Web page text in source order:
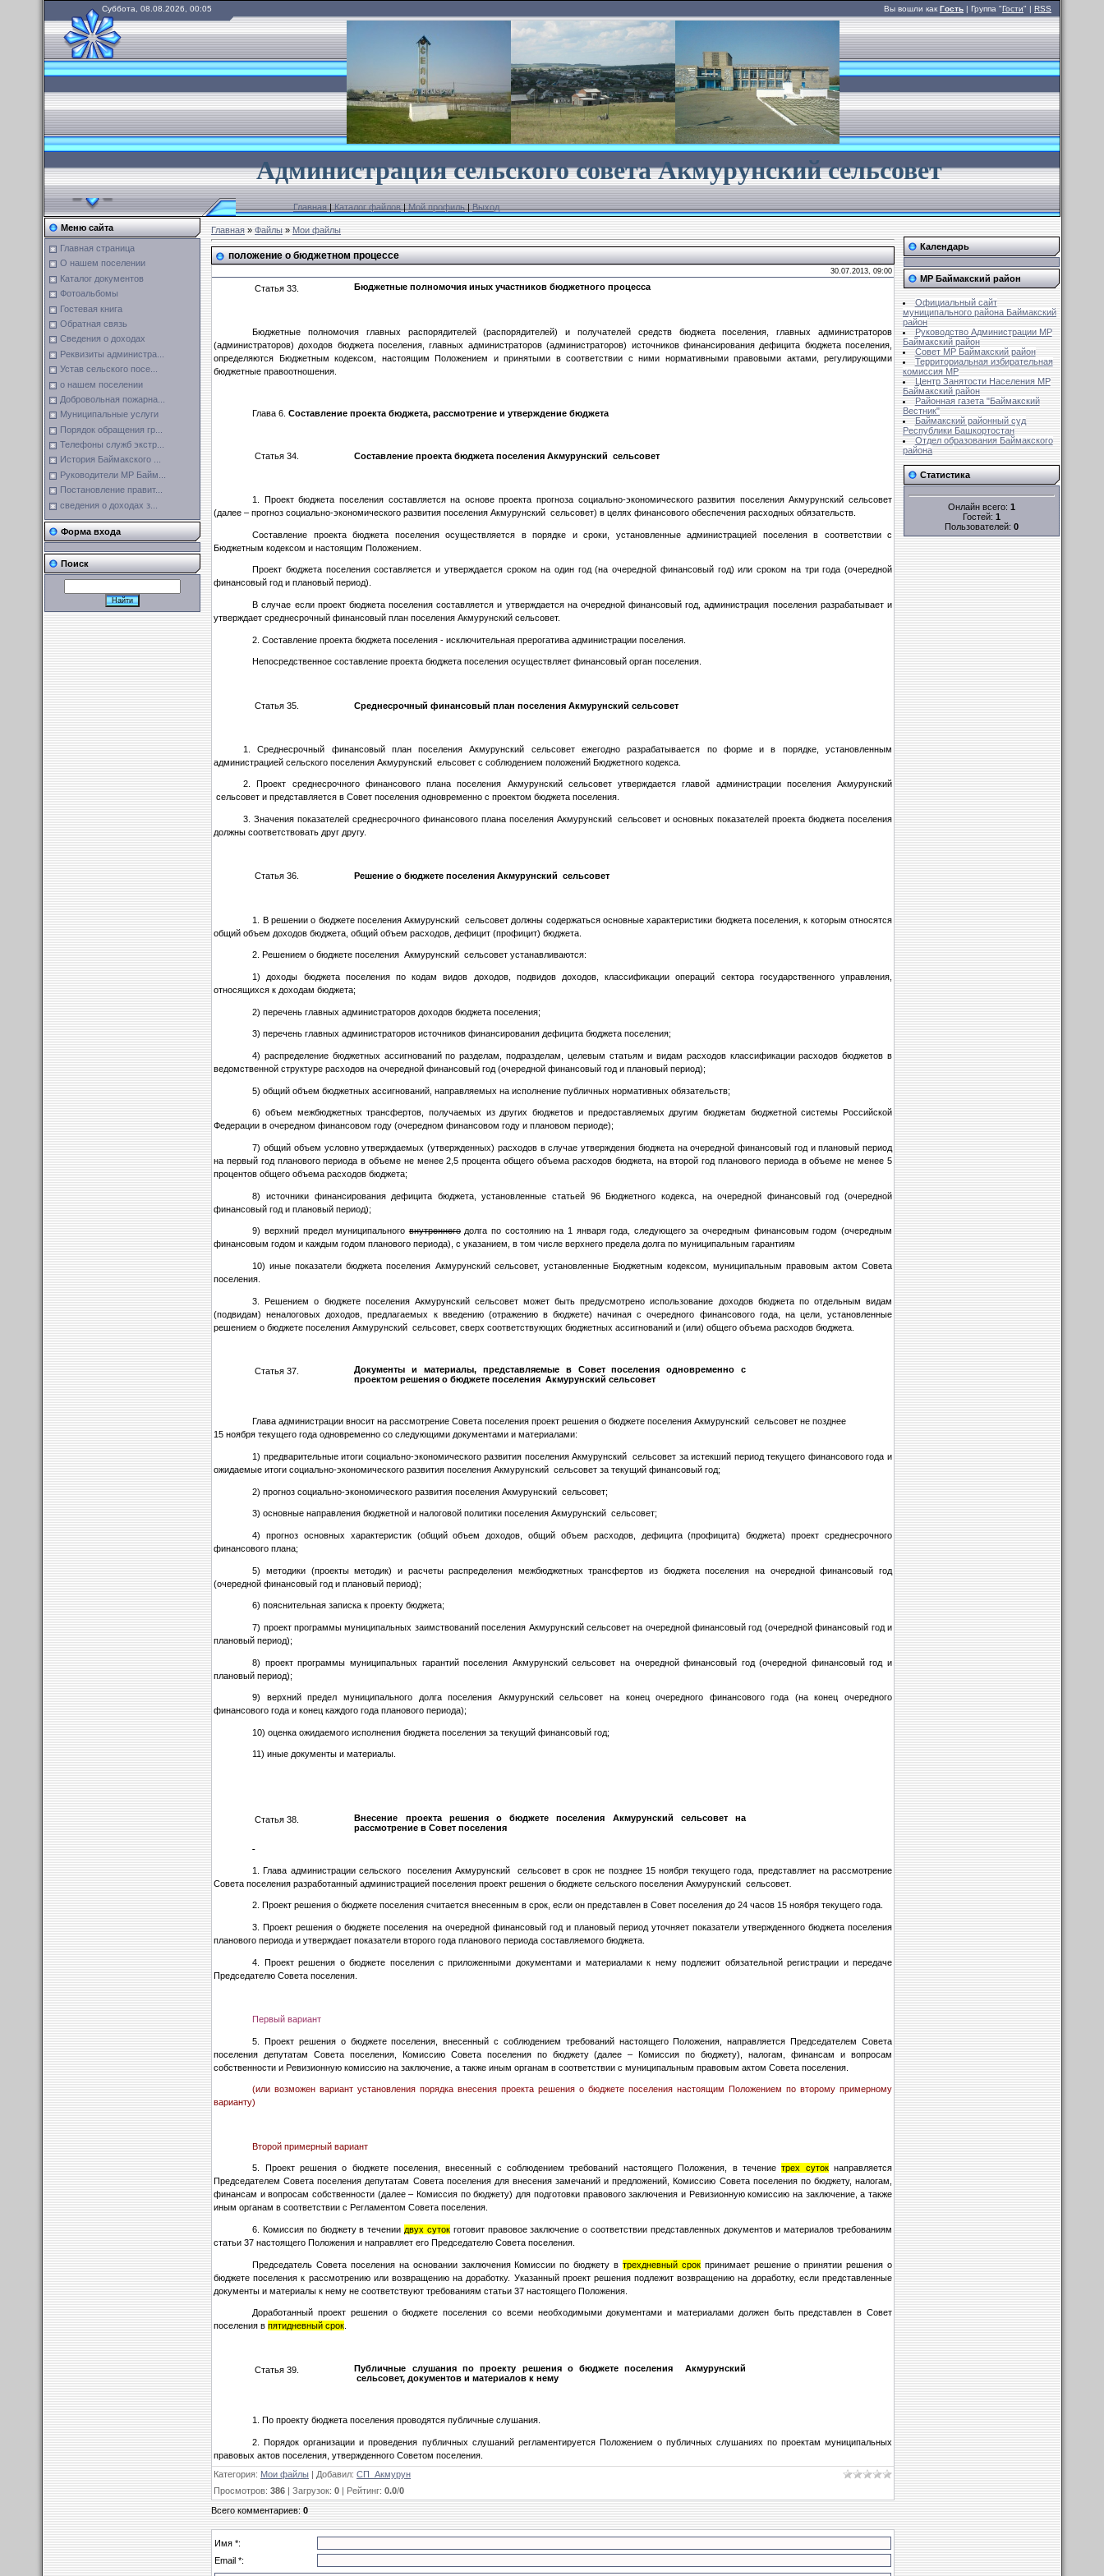
Суббота, 08.08.2026, 00:05 Вы вошли как Гость | Группа "Гости" | RSS
Администрация сельского советаАкмурунский сельсовет
Главная|Каталог файлов|Мой профиль|Выход
Меню сайта
Главная страница
О нашем поселении
Каталог документов
Фотоальбомы
Гостевая книга
Обратная связь
Сведения о доходах
Реквизиты администра...
Устав сельского посе...
о нашем поселении
Добровольная пожарна...
Муниципальные услуги
Порядок обращения гр...
Телефоны служб экстр...
История Баймакского ...
Руководители МР Байм...
Постановление правит...
сведения о доходах з...
Форма входа
Поиск
Главная»Файлы»Мои файлы
положение о бюджетном процессе
30.07.2013, 09:00
Статья 33. Бюджетные полномочия иных участников бюджетного процесса
Бюджетные полномочия главных распорядителей (распорядителей) и получателей средств бюджета поселения, главных администраторов
(администраторов) доходов бюджета поселения, главных администраторов (администраторов) источников финансирования дефицита бюджета поселения,
определяются Бюджетным кодексом, настоящим Положением и принятыми в соответствии с ними нормативными правовыми актами, регулирующими
бюджетные правоотношения.
Глава 6.Составление проекта бюджета, рассмотрение и утверждение бюджета
Статья 34. Составление проекта бюджета поселения Акмурунский сельсовет
1. Проект бюджета поселения составляется на основе проекта прогноза социально-экономического развития поселения Акмурунский сельсовет
(далее – прогноз социально-экономического развития поселения Акмурунский сельсовет) в целях финансового обеспечения расходных обязательств.
Составление проекта бюджета поселения осуществляется в порядке и сроки, установленные администрацией поселения в соответствии с
Бюджетным кодексом и настоящим Положением.
Проект бюджета поселения составляется и утверждается сроком на один год (на очередной финансовый год) или сроком на три года (очередной
финансовый год и плановый период).
В случае если проект бюджета поселения составляется и утверждается на очередной финансовый год, администрация поселения разрабатывает и
утверждает среднесрочный финансовый план поселения Акмурунский сельсовет.
2. Составление проекта бюджета поселения - исключительная прерогатива администрации поселения.
Непосредственное составление проекта бюджета поселения осуществляет финансовый орган поселения.
Статья 35. Среднесрочный финансовый план поселения Акмурунский сельсовет
1. Среднесрочный финансовый план поселения Акмурунский сельсовет ежегодно разрабатывается по форме и в порядке, установленным
администрацией сельского поселения Акмурунский ельсовет с соблюдением положений Бюджетного кодекса.
2. Проект среднесрочного финансового плана поселения Акмурунский сельсовет утверждается главой администрации поселения Акмурунский
сельсовет и представляется в Совет поселения одновременно с проектом бюджета поселения.
3. Значения показателей среднесрочного финансового плана поселения Акмурунский сельсовет и основных показателей проекта бюджета поселения
должны соответствовать друг другу.
Статья 36. Решение о бюджете поселения Акмурунский сельсовет
1. В решении о бюджете поселения Акмурунский сельсовет должны содержаться основные характеристики бюджета поселения, к которым относятся
общий объем доходов бюджета, общий объем расходов, дефицит (профицит) бюджета.
2. Решением о бюджете поселения Акмурунский сельсовет устанавливаются:
1) доходы бюджета поселения по кодам видов доходов, подвидов доходов, классификации операций сектора государственного управления,
относящихся к доходам бюджета;
2) перечень главных администраторов доходов бюджета поселения;
3) перечень главных администраторов источников финансирования дефицита бюджета поселения;
4) распределение бюджетных ассигнований по разделам, подразделам, целевым статьям и видам расходов классификации расходов бюджетов в
ведомственной структуре расходов на очередной финансовый год (очередной финансовый год и плановый период);
5) общий объем бюджетных ассигнований, направляемых на исполнение публичных нормативных обязательств;
6) объем межбюджетных трансфертов, получаемых из других бюджетов и предоставляемых другим бюджетам бюджетной системы Российской
Федерации в очередном финансовом году (очередном финансовом году и плановом периоде);
7) общий объем условно утверждаемых (утвержденных) расходов в случае утверждения бюджета на очередной финансовый год и плановый период
на первый год планового периода в объеме не менее 2,5 процента общего объема расходов бюджета, на второй год планового периода в объеме не менее 5
процентов общего объема расходов бюджета;
8) источники финансирования дефицита бюджета, установленные статьей 96 Бюджетного кодекса, на очередной финансовый год (очередной
финансовый год и плановый период);
9) верхний предел муниципальноговнутреннегодолга по состоянию на 1 января года, следующего за очередным финансовым годом (очередным
финансовым годом и каждым годом планового периода), с указанием, в том числе верхнего предела долга по муниципальным гарантиям
10) иные показатели бюджета поселения Акмурунский сельсовет, установленные Бюджетным кодексом, муниципальным правовым актом Совета
поселения.
3. Решением о бюджете поселения Акмурунский сельсовет может быть предусмотрено использование доходов бюджета по отдельным видам
(подвидам) неналоговых доходов, предлагаемых к введению (отражению в бюджете) начиная с очередного финансового года, на цели, установленные
решением о бюджете поселения Акмурунский сельсовет, сверх соответствующих бюджетных ассигнований и (или) общего объема расходов бюджета.
Статья 37.
Документы и материалы, представляемые в Совет поселения одновременно с
проектом решения о бюджете поселения Акмурунский сельсовет
Глава администрации вносит на рассмотрение Совета поселения проект решения о бюджете поселения Акмурунский сельсовет не позднее
15 ноября текущего года одновременно со следующими документами и материалами:
1) предварительные итоги социально-экономического развития поселения Акмурунский сельсовет за истекший период текущего финансового года и
ожидаемые итоги социально-экономического развития поселения Акмурунский сельсовет за текущий финансовый год;
2) прогноз социально-экономического развития поселения Акмурунский сельсовет;
3) основные направления бюджетной и налоговой политики поселения Акмурунский сельсовет;
4) прогноз основных характеристик (общий объем доходов, общий объем расходов, дефицита (профицита) бюджета) проект среднесрочного
финансового плана;
5) методики (проекты методик) и расчеты распределения межбюджетных трансфертов из бюджета поселения на очередной финансовый год
(очередной финансовый год и плановый период);
6) пояснительная записка к проекту бюджета;
7) проект программы муниципальных заимствований поселения Акмурунский сельсовет на очередной финансовый год (очередной финансовый год и
плановый период);
8) проект программы муниципальных гарантий поселения Акмурунский сельсовет на очередной финансовый год (очередной финансовый год и
плановый период);
9) верхний предел муниципального долга поселения Акмурунский сельсовет на конец очередного финансового года (на конец очередного
финансового года и конец каждого года планового периода);
10) оценка ожидаемого исполнения бюджета поселения за текущий финансовый год;
11) иные документы и материалы.
Статья 38.
Внесение проекта решения о бюджете поселения Акмурунский сельсовет на
рассмотрение в Совет поселения
1. Глава администрации сельского поселения Акмурунский сельсовет в срок не позднее 15 ноября текущего года, представляет на рассмотрение
Совета поселения разработанный администрацией поселения проект решения о бюджете сельского поселения Акмурунский сельсовет
2. Проект решения о бюджете поселения считается внесенным в срок, если он представлен в Совет поселения до 24 часов 15 ноября текущего года.
3. Проект решения о бюджете поселения на очередной финансовый год и плановый период уточняет показатели утвержденного бюджета поселения
планового периода и утверждает показатели второго года планового периода составляемого бюджета.
4. Проект решения о бюджете поселения с приложенными документами и материалами к нему подлежит обязательной регистрации и передаче
Председателю Совета поселения.
Первый вариант
5. Проект решения о бюджете поселения, внесенный с соблюдением требований настоящего Положения, направляется Председателем Совета
поселения депутатам Совета поселения, Комиссию Совета поселения по бюджету (далее – Комиссия по бюджету), налогам, финансам и вопросам
собственности и Ревизионную комиссию на заключение, а также иным органам в соответствии с муниципальным правовым актом Совета поселения.
(или возможен вариант установления порядка внесения проекта решения о бюджете поселения настоящим Положением по второму примерному
варианту)
Второй примерный вариант
5. Проект решения о бюджете поселения, внесенный с соблюдением требований настоящего Положения, в течениетрех сутокнаправляется
Председателем Совета поселения депутатам Совета поселения для внесения замечаний и предложений, Комиссию Совета поселения по бюджету, налогам,
финансам и вопросам собственности (далее – Комиссия по бюджету) для подготовки правового заключения и Ревизионную комиссию на заключение, а также
иным органам в соответствии с Регламентом Совета поселения.
6. Комиссия по бюджету в течении двух сутокготовит правовое заключение о соответствии представленных документов и материалов требованиям
статьи 37 настоящего Положения и направляет его Председателю Совета поселения.
Председатель Совета поселения на основании заключения Комиссии по бюджету в трехдневный срокпринимает решение о принятии решения о
бюджете поселения к рассмотрению или возвращению на доработку. Указанный проект решения подлежит возвращению на доработку, если представленные
документы и материалы к нему не соответствуют требованиям статьи 37 настоящего Положения.
Доработанный проект решения о бюджете поселения со всеми необходимыми документами и материалами должен быть представлен в Совет
поселения в пятидневный срок
Статья 39.
Публичные слушания по проекту решения о бюджете поселения Акмурунский
сельсовет, документов и материалов к нему
1. По проекту бюджета поселения проводятся публичные слушания.
2. Порядок организации и проведения публичных слушаний регламентируется Положением о публичных слушаниях по проектам муниципальных
правовых актов поселения, утвержденного Советом поселения.
Категория: Мои файлы | Добавил: СП_Акмурун
Просмотров: 386 | Загрузок: 0 | Рейтинг: 0.0/0
Всего комментариев:0
Имя *:
Email *:
Календарь
МР Баймакский район
Официальный сайт
муниципального района Баймакский
район
Руководство Администрации МР
Баймакский район
Совет MР Баймакский район
Территориальная избирательная
комиссия MР
Центр Занятости Населения МР
Баймакский район
Районная газета "Баймакский
Вестник"
Баймакский районный суд
Республики Башкортостан
Отдел образования Баймакского
района
Статистика
Онлайн всего: 1
Гостей: 1
Пользователей: 0